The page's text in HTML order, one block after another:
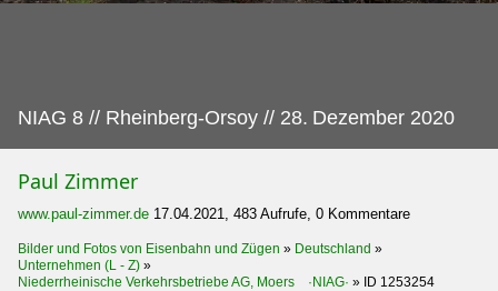
NIAG 8 // Rheinberg-Orsoy // 28. Dezember 2020
Paul Zimmer
www.paul-zimmer.de 17.04.2021, 483 Aufrufe, 0 Kommentare
Bilder und Fotos von Eisenbahn und Zügen » Deutschland »
Unternehmen (L - Z) »
Niederrheinische Verkehrsbetriebe AG, Moers ·NIAG· » ID 1253254